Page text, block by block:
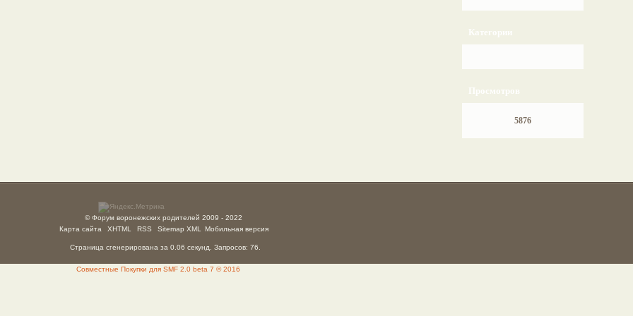
Категории
Просмотров
5876
© Форум воронежских родителей 2009 - 2022
Карта сайта
XHTML RSS Sitemap XML Мобильная версия
Страница сгенерирована за 0.06 секунд. Запросов: 76.
Совместные Покупки для SMF 2.0 beta 7 © 2016